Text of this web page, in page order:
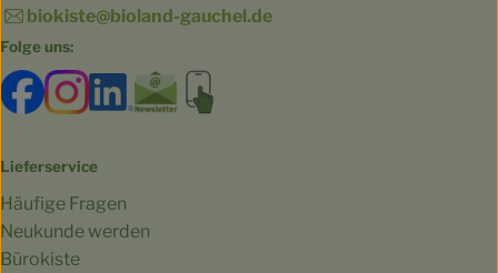
biokiste@bioland-gauchel.de
Folge uns:
Externer Link zu https://www.facebook.com/
Externer Link zu https://www.instagram.com/
Externer Link zu https://
Externer Link zu https://
Lieferservice
Häufige Fragen
Neukunde werden
Bürokiste